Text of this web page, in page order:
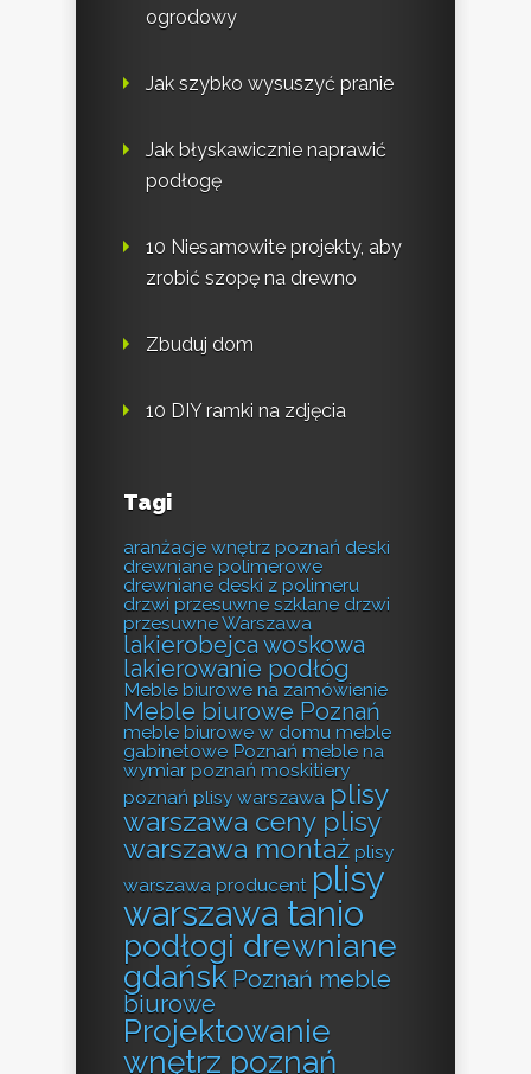
ogrodowy
Jak szybko wysuszyć pranie
Jak błyskawicznie naprawić
podłogę
10 Niesamowite projekty, aby
zrobić szopę na drewno
Zbuduj dom
10 DIY ramki na zdjęcia
Tagi
aranżacje wnętrz poznań deski
drewniane polimerowe
drewniane deski z polimeru
drzwi przesuwne szklane drzwi
przesuwne Warszawa
lakierobejca woskowa
lakierowanie podłóg
Meble biurowe na zamówienie
Meble biurowe Poznań
meble biurowe w domu meble
gabinetowe Poznań meble na
wymiar poznań moskitiery
poznań plisy warszawa plisy
warszawa ceny plisy
warszawa montaż plisy
warszawa producent plisy
warszawa tanio
podłogi drewniane
gdańsk Poznań meble
biurowe
Projektowanie
wnętrz poznań